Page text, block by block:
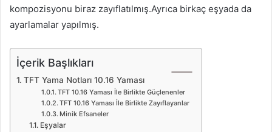
kompozisyonu biraz zayıflatılmış.Ayrıca birkaç eşyada da
ayarlamalar yapılmış.
İçerik Başlıkları
TFT Yama Notları 10.16 Yaması
TFT 10.16 Yaması İle Birlikte Güçlenenler
TFT 10.16 Yaması İle Birlikte Zayıflayanlar
Minik Efsaneler
Eşyalar